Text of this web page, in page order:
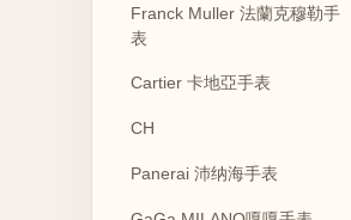
Franck Muller 法蘭克穆勒手
表
Cartier 卡地亞手表
CH
Panerai 沛纳海手表